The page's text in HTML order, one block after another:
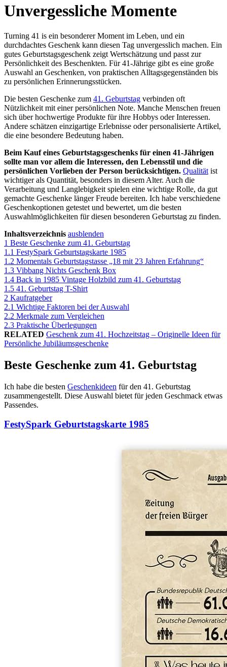
Unvergessliche Momente
Turning 41 is ein besonderer Moment im Leben, und ein
durchdachtes Geschenk kann diesen Tag unvergesslich machen. Ein
gutes Geburtstagsgeschenk zeigt Wertschätzung und passt zur
Persönlichkeit des Beschenkten. Für 41-Jährige gibt es eine große
Auswahl an Geschenken, von praktischen Alltagsgegenständen bis
zu persönlichen Erinnerungsstücken.
Die besten Geschenke zum 41. Geburtstag verbinden oft
Nützlichkeit mit einer persönlichen Note. Manche Menschen freuen
sich über hochwertige Produkte für ihre Hobbys oder Interessen.
Andere schätzen einzigartige Erlebnisse oder personalisierte Artikel,
die eine besondere Bedeutung haben.
Beim Kauf eines Geburtstagsgeschenks für einen 41-Jährigen
sollte man vor allem die Interessen, den Lebensstil und die
persönlichen Vorlieben der Person berücksichtigen. Qualität ist
wichtiger als Quantität, besonders in diesem Alter. Auch die
Verarbeitung und Langlebigkeit spielen eine wichtige Rolle, da gut
gemachte Geschenke länger Freude bereiten. Ich habe verschiedene
Geschenkoptionen getestet und bewertet, um die besten
Auswahlmöglichkeiten für diesen besonderen Geburtstag zu finden.
Inhaltsverzeichnis ausblenden
1 Beste Geschenke zum 41. Geburtstag
1.1 FestySpark Geburtstagskarte 1985
1.2 Momentals Geburtstagstasse „18 mit 23 Jahren Erfahrung“
1.3 Vibbang Nichts Geschenk Box
1.4 Back in 1985 Vintage Holzbild zum 41. Geburtstag
1.5 41. Geburtstag T-Shirt
2 Kaufratgeber
2.1 Wichtige Faktoren bei der Auswahl
2.2 Merkmale zum Vergleichen
2.3 Praktische Überlegungen
RELATED Geschenk zum 41. Hochzeitstag – Originelle Ideen für
Persönliche Jubiläumsgeschenke
Beste Geschenke zum 41. Geburtstag
Ich habe die besten Geschenkideen für den 41. Geburtstag
zusammengestellt. Diese Auswahl bietet für jeden Geschmack etwas
Passendes.
FestySpark Geburtstagskarte 1985